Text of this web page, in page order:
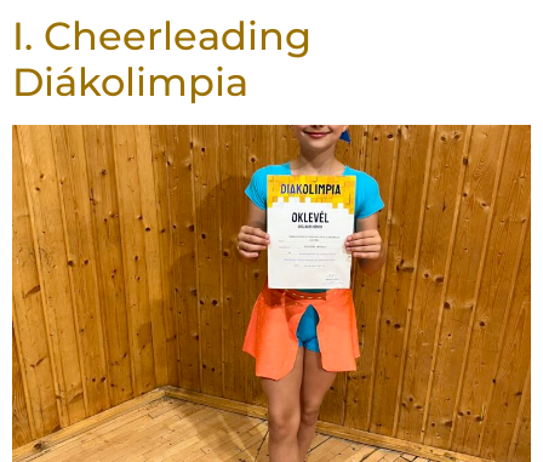
I. Cheerleading
Diákolimpia